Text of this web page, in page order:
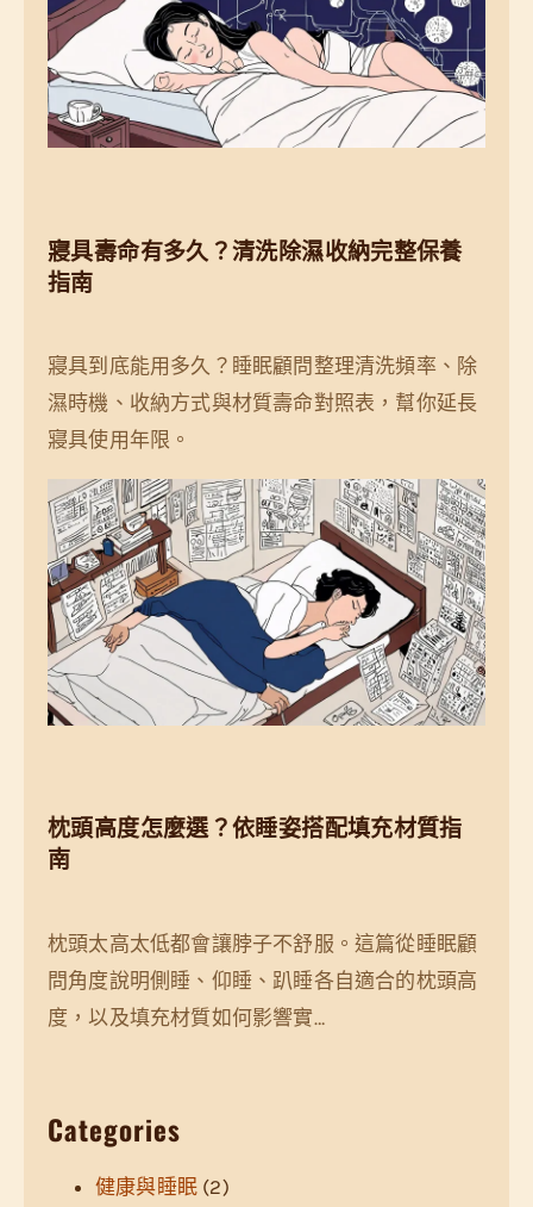
寢具壽命有多久？清洗除濕收納完整保養
指南
寢具到底能用多久？睡眠顧問整理清洗頻率、除
濕時機、收納方式與材質壽命對照表，幫你延長
寢具使用年限。
枕頭高度怎麼選？依睡姿搭配填充材質指
南
枕頭太高太低都會讓脖子不舒服。這篇從睡眠顧
問角度說明側睡、仰睡、趴睡各自適合的枕頭高
度，以及填充材質如何影響實…
Categories
健康與睡眠 (2)